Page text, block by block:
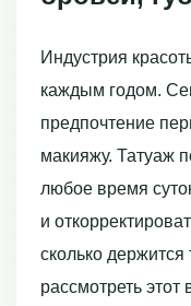
Индустрия
каждым годом.
предпочтение
макияжу. Татуаж
любое время
и
сколько
рассмотреть этот